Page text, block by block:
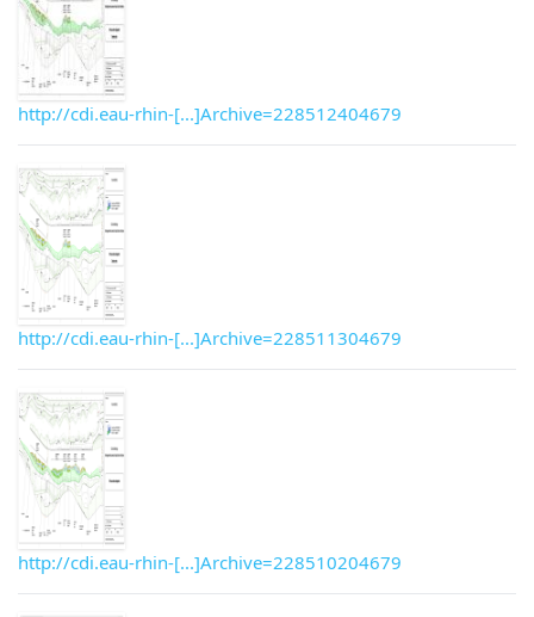
http://cdi.eau-rhin-[...]Archive=228512404679
http://cdi.eau-rhin-[...]Archive=228511304679
http://cdi.eau-rhin-[...]Archive=228510204679